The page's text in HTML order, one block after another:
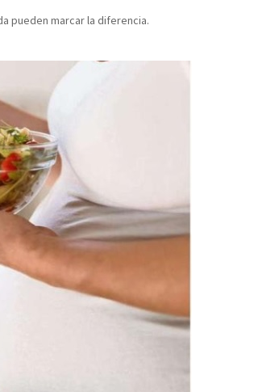
pueden marcar la diferencia.